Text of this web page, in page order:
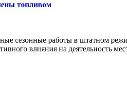
топливом
сезонные работы в штатном
влияния на деятельность